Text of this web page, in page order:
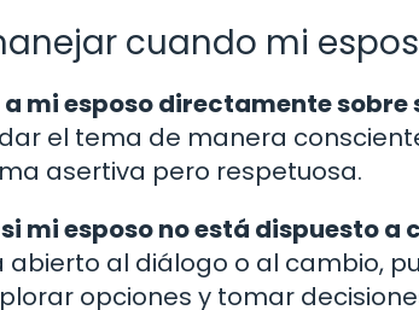
cuando mi
a mi esposo directamente
el tema de manera
asertiva pero respetuosa.
si mi esposo no está dispuesto
abierto al diálogo o al cambio,
opciones y tomar